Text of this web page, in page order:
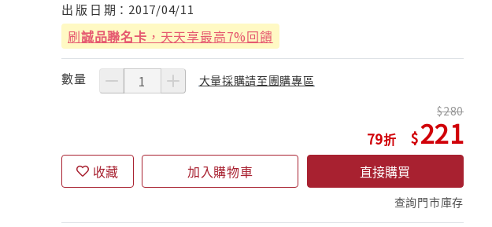
出 版 日 期： 2017/04/11
刷誠品聯名卡 ，天天享最高7%回饋
數量 大量採購請至團購專區
79
280
221
收藏 加入購物車 直接購買
查詢門市庫存